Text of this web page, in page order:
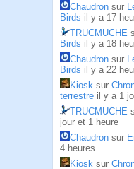
Chaudron sur
Birds il y a 17
TRUCMUCHE
Birds il y a 18
Chaudron sur
Birds il y a 22
Kiosk sur
terrestre il y a 1
TRUCMUCHE
jour et 1 heure
Chaudron sur
4 heures
Kiosk sur